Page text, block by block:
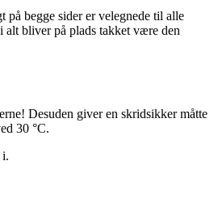
begge sider er velegnede til alle
bliver på plads takket være den
Desuden giver en skridsikker måtte
30 °C.
i.